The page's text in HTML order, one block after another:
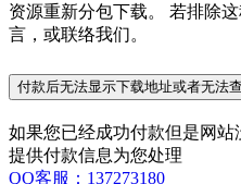
资源重新分包下载。 若排除
言，或联络我们。
付款后无法显示下载地址或者无法
如果您已经成功付款但是网
提供付款信息为您处理
QQ客服：137273180